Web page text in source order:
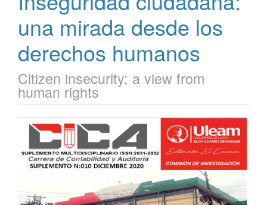
una mirada desde los
derechos humanos
Citizen insecurity: a view from
human rights
Barra
lateral
del
artículo